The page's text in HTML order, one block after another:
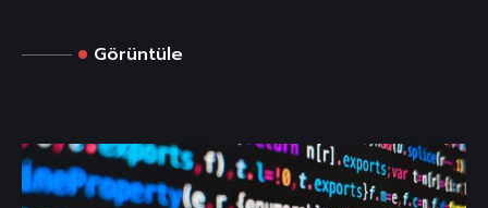
Görüntüle